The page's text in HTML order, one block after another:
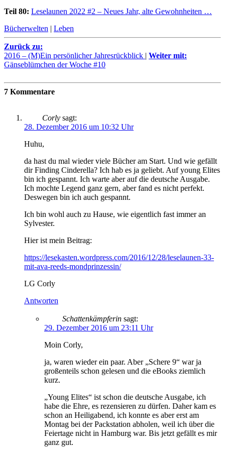
Teil 80: Leselaunen 2022 #2 – Neues Jahr, alte Gewohnheiten …
Bücherwelten | Leben
Zurück zu:
2016 – (M)Ein persönlicher Jahresrückblick | Weiter mit:
Gänseblümchen der Woche #10
7 Kommentare
Corly sagt:
28. Dezember 2016 um 10:32 Uhr
Huhu,
da hast du mal wieder viele Bücher am Start. Und wie gefällt
dir Finding Cinderella? Ich hab es ja geliebt. Auf young Elites
bin ich gespannt. Ich warte aber auf die deutsche Ausgabe.
Ich mochte Legend ganz gern, aber fand es nicht perfekt.
Deswegen bin ich auch gespannt.
Ich bin wohl auch zu Hause, wie eigentlich fast immer an
Sylvester.
Hier ist mein Beitrag:
https://lesekasten.wordpress.com/2016/12/28/leselaunen-33-
mit-ava-reeds-mondprinzessin/
LG Corly
Antworten
Schattenkämpferin sagt:
29. Dezember 2016 um 23:11 Uhr
Moin Corly,
ja, waren wieder ein paar. Aber „Schere 9“ war ja
großenteils schon gelesen und die eBooks ziemlich
kurz.
„Young Elites“ ist schon die deutsche Ausgabe, ich
habe die Ehre, es rezensieren zu dürfen. Daher kam es
schon an Heiligabend, ich konnte es aber erst am
Montag bei der Packstation abholen, weil ich über die
Feiertage nicht in Hamburg war. Bis jetzt gefällt es mir
ganz gut.